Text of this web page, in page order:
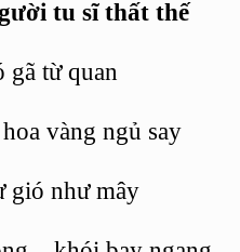
tu sĩ thất thế
gã từ quan
vàng ngủ say
gió như mây